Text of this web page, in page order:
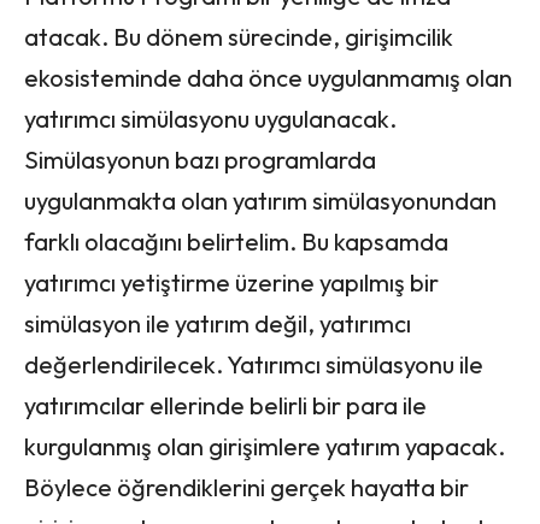
atacak. Bu dönem sürecinde, girişimcilik
ekosisteminde daha önce uygulanmamış olan
yatırımcı simülasyonu uygulanacak.
Simülasyonun bazı programlarda
uygulanmakta olan yatırım simülasyonundan
farklı olacağını belirtelim. Bu kapsamda
yatırımcı yetiştirme üzerine yapılmış bir
simülasyon ile yatırım değil, yatırımcı
değerlendirilecek. Yatırımcı simülasyonu ile
yatırımcılar ellerinde belirli bir para ile
kurgulanmış olan girişimlere yatırım yapacak.
Böylece öğrendiklerini gerçek hayatta bir